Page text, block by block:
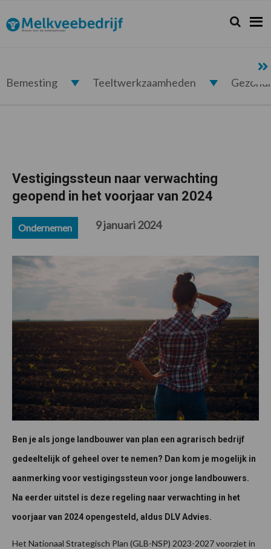
de
hoofdnavigatie
de
hoofd
de
eerste
de
voettekst
Melkveebedrijf.nl Zoeken...
Zoek
Bemesting Teeltwerkzaamheden
Vestigingssteun naar verwachting
geopend in het voorjaar van 2024
Ondernemen 9 januari 2024
Ben je als jonge landbouwer van plan een agrarisch bedrijf
gedeeltelijk of geheel over te nemen? Dan kom je mogelijk in
aanmerking voor vestigingssteun voor jonge landbouwers.
Na eerder uitstel is deze regeling naar verwachting in het
voorjaar van 2024 opengesteld, aldus DLV Advies.
Het Nationaal Strategisch Plan (GLB-NSP) 2023-2027 voorziet in